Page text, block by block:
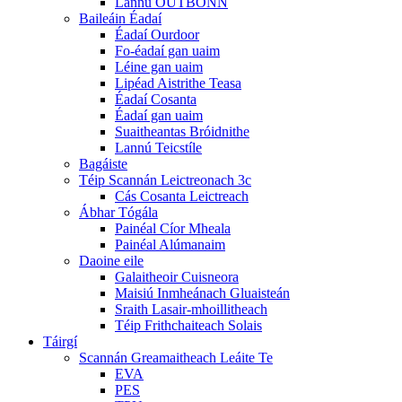
Baileáin Éadaí
Éadaí Ourdoor
Fo-éadaí gan uaim
Léine gan uaim
Lipéad Aistrithe Teasa
Éadaí Cosanta
Éadaí gan uaim
Suaitheantas Bróidnithe
Lannú Teicstíle
Bagáiste
Téip Scannán Leictreonach 3c
Cás Cosanta Leictreach
Ábhar Tógála
Painéal Cíor Mheala
Painéal Alúmanaim
Daoine eile
Galaitheoir Cuisneora
Maisiú Inmheánach Gluaisteán
Sraith Lasair-mhoillitheach
Téip Frithchaiteach Solais
Táirgí
Scannán Greamaitheach Leáite Te
EVA
PES